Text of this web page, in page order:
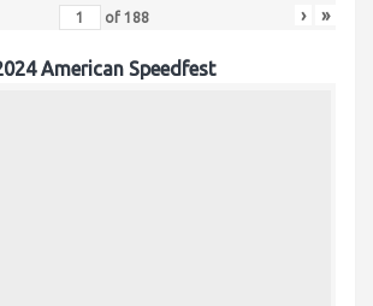
of 188 › »
American Speedfest